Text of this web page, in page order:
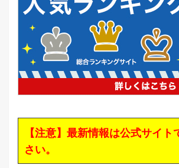
【注意】最新情報は公式サイト
さい。